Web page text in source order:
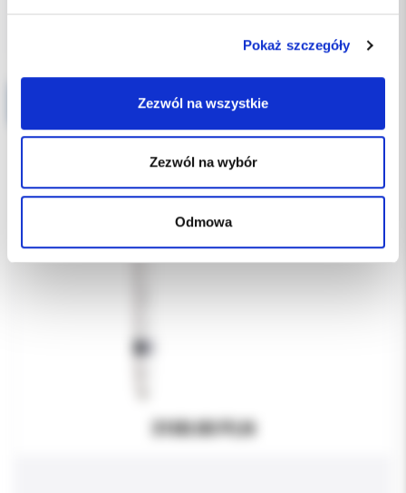
Pokaż szczegóły
Zezwól na wszystkie
Zezwól na wybór
Odmowa
EMS Rękojęść do skalera
3100.00 PLN